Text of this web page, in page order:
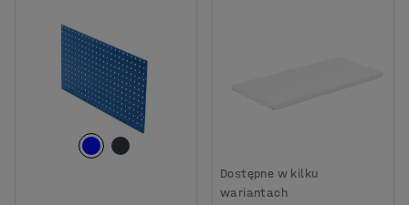
Dostępne w kilku
wariantach